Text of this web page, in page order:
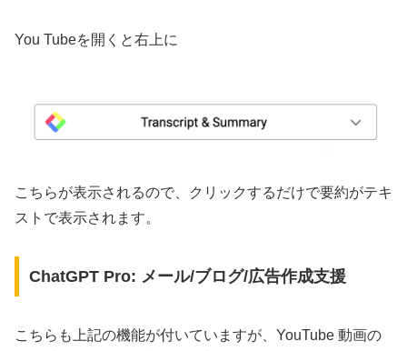
You Tubeを開くと右上に
こちらが表示されるので、クリックするだけで要約がテキ
ストで表示されます。
ChatGPT Pro: メール/ブログ/広告作成支援
こちらも上記の機能が付いていますが、YouTube 動画の